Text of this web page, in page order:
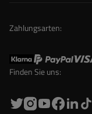
Zahlungsarten:
Finden Sie uns: